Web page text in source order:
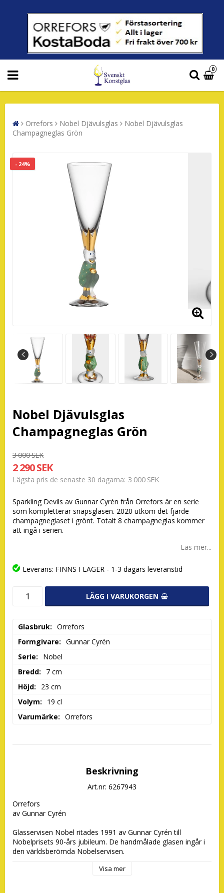
0
Orrefors Nobel Djävulsglas
Nobel Djävulsglas
Champagneglas Grön
- 24%
Nobel Djävulsglas
Champagneglas Grön
3 000 SEK
2 290 SEK
Lägsta pris de senaste 30 dagarna 3 000 SEK
Sparkling Devils av Gunnar Cyrén från Orrefors är en serie
som kompletterar snapsglasen. 2020 utkom det fjärde
champagneglaset i grönt. Totalt 8 champagneglas kommer
att ingå i serien.
Läs mer...
Leverans: FINNS I LAGER - 1-3 dagars leveranstid
LÄGG I VARUKORGEN
Glasbruk
Orrefors
Formgivare
Gunnar Cyrén
Serie
Nobel
Bredd
7 cm
Höjd
23 cm
Volym
19 cl
Varumärke
Orrefors
Beskrivning
Art.nr: 6267943
Orrefors
av Gunnar Cyrén
Glasservisen Nobel ritades 1991 av Gunnar Cyrén till
Nobelprisets 90-års jubileum. De handmålade glasen ingår i
den världsberömda Nobelservisen.
För mer information om alla utgivna djävulsglas - se
Visa mer